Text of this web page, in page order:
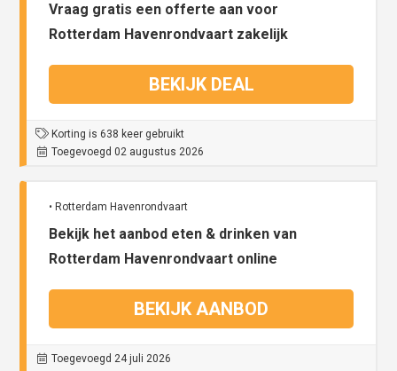
Vraag gratis een offerte aan voor
Rotterdam Havenrondvaart zakelijk
BEKIJK DEAL
Korting is 638 keer gebruikt
Toegevoegd 02 augustus 2026
• Rotterdam Havenrondvaart
Bekijk het aanbod eten & drinken van
Rotterdam Havenrondvaart online
BEKIJK AANBOD
Toegevoegd 24 juli 2026